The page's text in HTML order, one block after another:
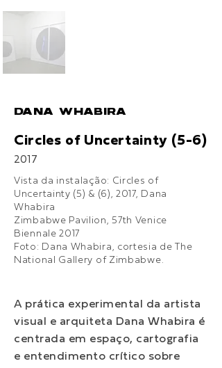
DANA WHABIRA
Circles of Uncertainty (5-6)
2017
Vista da instalação: Circles of
Uncertainty (5) & (6), 2017, Dana
Whabira
Zimbabwe Pavilion, 57th Venice
Biennale 2017
Foto: Dana Whabira, cortesia de The
National Gallery of Zimbabwe.
A prática experimental da artista
visual e arquiteta Dana Whabira é
centrada em espaço, cartografia
e entendimento crítico sobre